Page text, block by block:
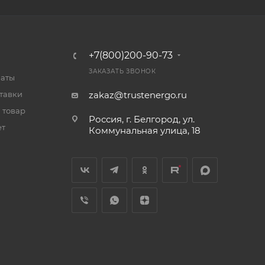
+7(800)200-90-73
ЗАКАЗАТЬ ЗВОНОК
zakaz@trustenergo.ru
Россия, г. Белгород, ул.
Коммунальная улица, 18